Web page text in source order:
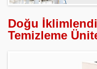
Doğu
Temizleme